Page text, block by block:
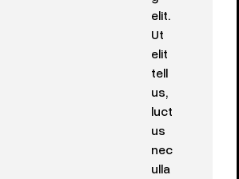
elit.
Ut
elit
tell
us,
luct
us
nec
ulla